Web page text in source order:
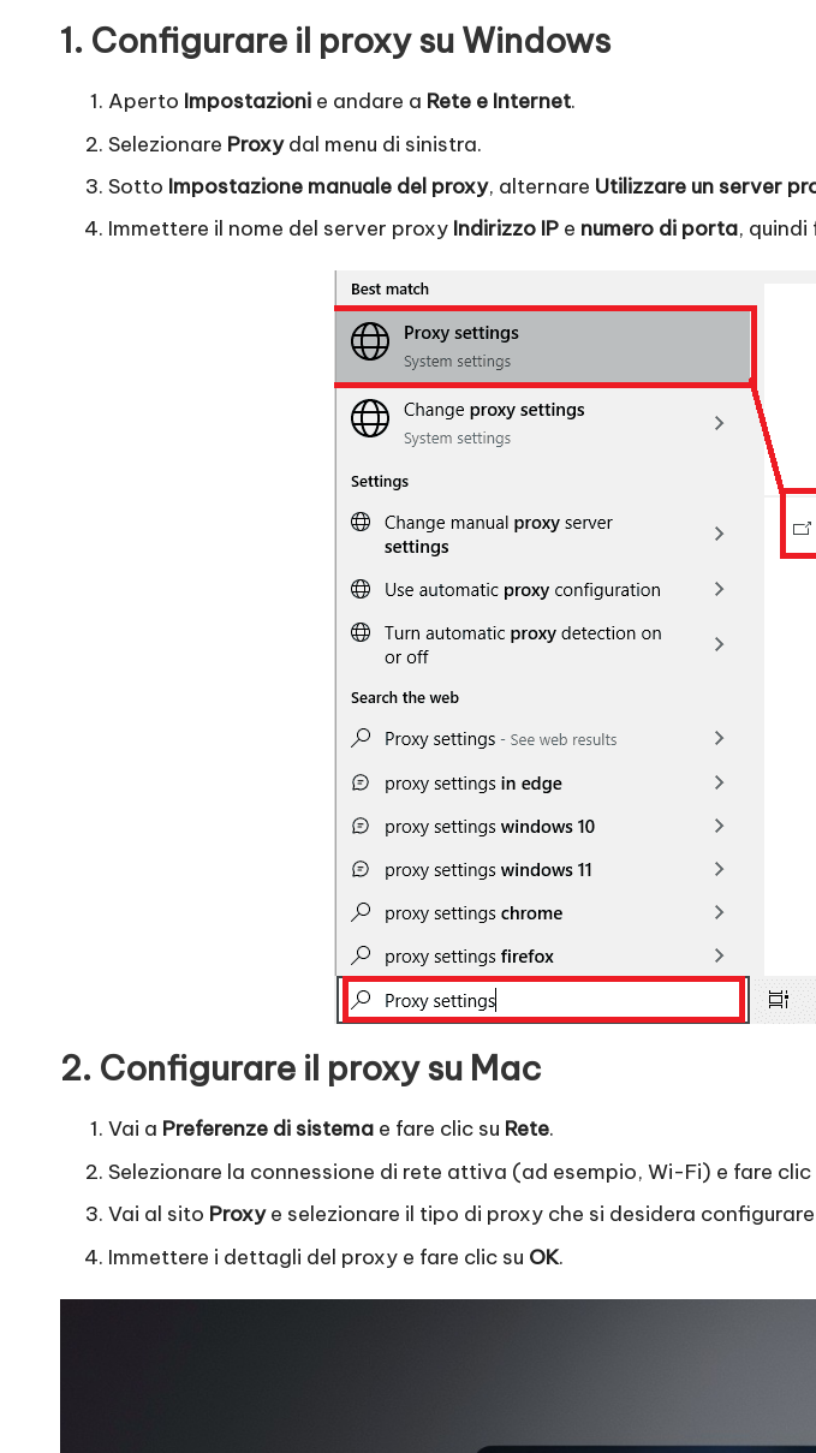
1. Configurare il proxy su Windows
Aperto Impostazioni e andare a Rete e Internet.
Selezionare Proxydal menu di sinistra.
Sotto Impostazione manuale del proxy, alternare Utilizzare un server
Immettere il nome del server proxy Indirizzo IP e numero di porta, quindi
2. Configurare il proxy su Mac
Vai a Preferenze di sistema e fare clic su Rete.
Selezionare la connessione di rete attiva (ad esempio, Wi-Fi) e fare clic
Vai al sito Proxye selezionare il tipo di proxy che si desidera
Immettere i dettagli del proxy e fare clic su OK.